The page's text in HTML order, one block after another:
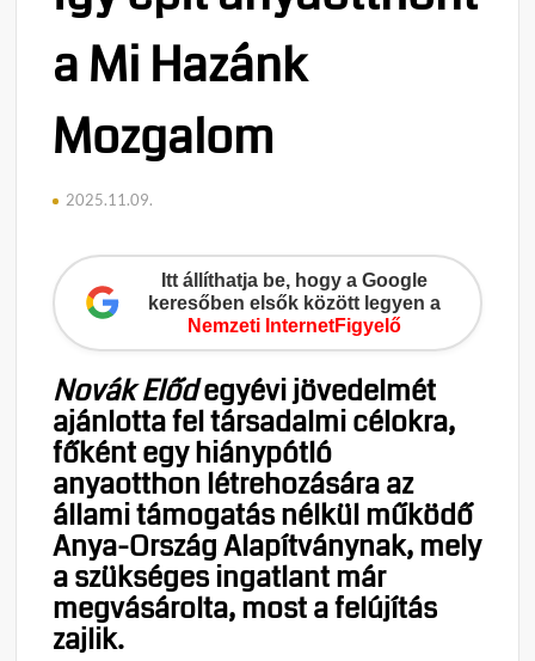
a Mi Hazánk
Mozgalom
2025.11.09.
Itt állíthatja be, hogy a Google
keresőben elsők között legyen a
Nemzeti InternetFigyelő
Novák Elődegyévi jövedelmét
ajánlotta fel társadalmi célokra,
főként egy hiánypótló
anyaotthon létrehozására az
állami támogatás nélkül működő
Anya-Ország Alapítványnak, mely
a szükséges ingatlant már
megvásárolta, most a felújítás
zajlik.